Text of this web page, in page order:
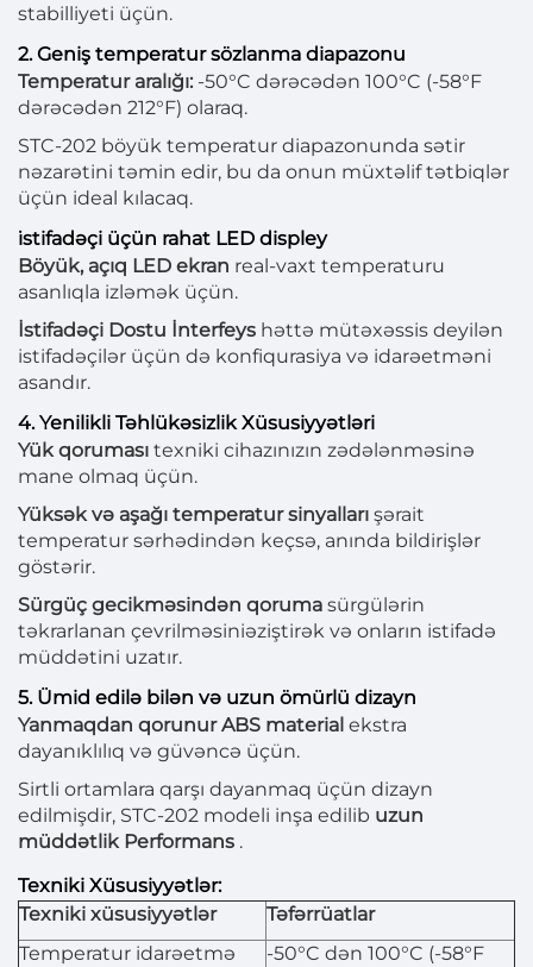
stabilliyeti üçün.
2. Geniş temperatur sözlanma diapazonu
Temperatur aralığı: -50°C dərəcədən 100°C (-58°F
dərəcədən 212°F) olaraq.
STC-202 böyük temperatur diapazonunda sətir
nəzarətini təmin edir, bu da onun müxtəlif tətbiqlər
üçün ideal kılacaq.
i̇stifadəçi üçün rahat LED displey
Böyük, açıq LED ekran real-vaxt temperaturu
asanlıqla izləmək üçün.
İstifadəçi Dostu İnterfeys həttə mütəxəssis deyilən
istifadəçilər üçün də konfiqurasiya və idarəetməni
asandır.
4. Yenilikli Təhlükəsizlik Xüsusiyyətləri
Yük qoruması texniki cihazınızın zədələnməsinə
mane olmaq üçün.
Yüksək və aşağı temperatur sinyalları şərait
temperatur sərhədindən keçsə, anında bildirişlər
göstərir.
Sürgüç gecikməsindən qoruma sürgülərin
təkrarlanan çevrilməsiniəziştirək və onların istifadə
müddətini uzatır.
5. Ümid edilə bilən və uzun ömürlü dizayn
Yanmaqdan qorunur ABS material ekstra
dayanıklılıq və güvəncə üçün.
Sirtli ortamlara qarşı dayanmaq üçün dizayn
edilmişdir, STC-202 modeli inşa edilib uzun
müddətlik Performans .
Texniki Xüsusiyyətlər:
Texniki xüsusiyyətlər
Təfərrüatlar
Temperatur idarəetmə
-50°C dən 100°C (-58°F